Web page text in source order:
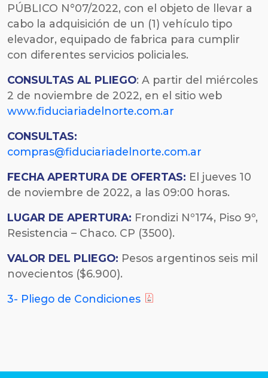
PÚBLICO N°07/2022, con el objeto de llevar a
cabo la adquisición de un (1) vehículo tipo
elevador, equipado de fabrica para cumplir
con diferentes servicios policiales.
CONSULTAS AL PLIEGO: A partir del miércoles
2 de noviembre de 2022, en el sitio web
www.fiduciariadelnorte.com.ar
CONSULTAS:
compras@fiduciariadelnorte.com.ar
FECHAAPERTURA DE OFERTAS: El jueves 10
de noviembre de 2022, a las 09:00 horas.
LUGAR DE APERTURA: Frondizi Nº174, Piso 9º,
Resistencia – Chaco. CP (3500).
VALOR DEL PLIEGO: Pesos argentinos seis mil
novecientos ($6.900).
3- Pliego de Condiciones